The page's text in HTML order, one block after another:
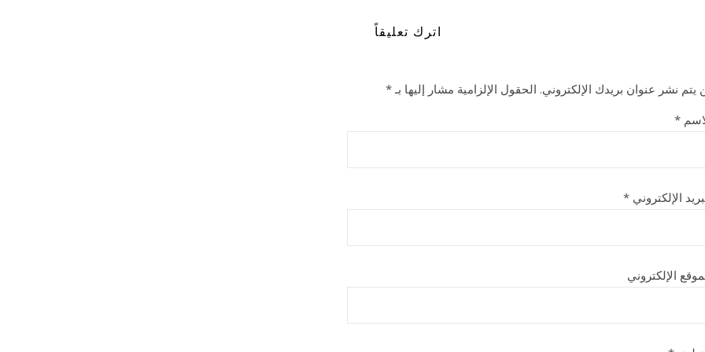
اترك تعليقاً
يتم نشر عنوان بريدك الإلكتروني. الحقول الإلزامية مشار إليها بـ*
*
الإلكتروني *
الإلكتروني